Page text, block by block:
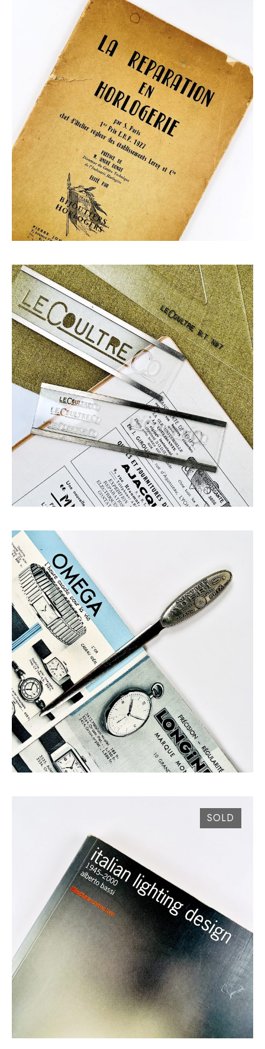
LIVRE « LA RÉPARATION EN HORLOGERIE » PAR
S. PARIS 1930
120,00
RARE SET TECHNIQUE LECOULTRE CO CA. 1950
450,00€
COUPE PAPIER MONTRES MOERIS CA. 1920
450,00€
SOLD
LIVRE ITALIAN LIGHTING DESIGN 1945-2000